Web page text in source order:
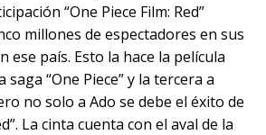
“One Piece Film: Red”
millones de espectadores en sus
ese país. Esto la hace la película
“One Piece” y la tercera a
no solo a Ado se debe el éxito de
La cinta cuenta con el aval de la